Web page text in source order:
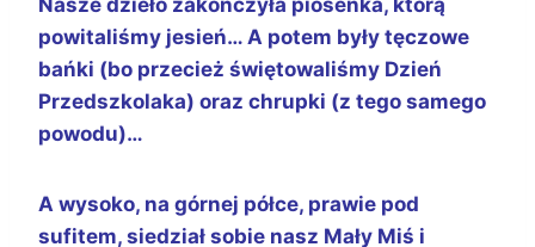
powitaliśmy jesień… A potem były tęczowe
bańki (bo przecież świętowaliśmy Dzień
Przedszkolaka) oraz chrupki (z tego samego
powodu)…
A wysoko, na górnej półce, prawie pod
sufitem, siedział sobie nasz Mały Miś i